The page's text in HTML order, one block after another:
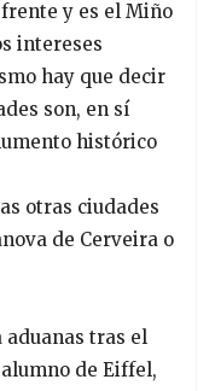
y es el Miño
intereses
hay que decir
son, en sí
histórico
otras ciudades
de Cerveira o
aduanas tras el
de Eiffel,